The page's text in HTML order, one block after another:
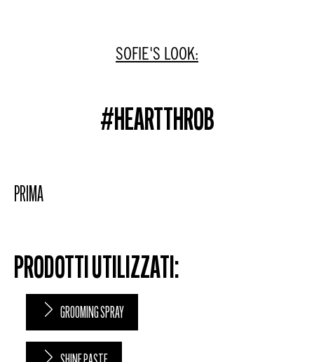
SOFIE'S LOOK:
#HEARTTHROB
PRIMA
PRODOTTI UTILIZZATI:
GROOMING SPRAY